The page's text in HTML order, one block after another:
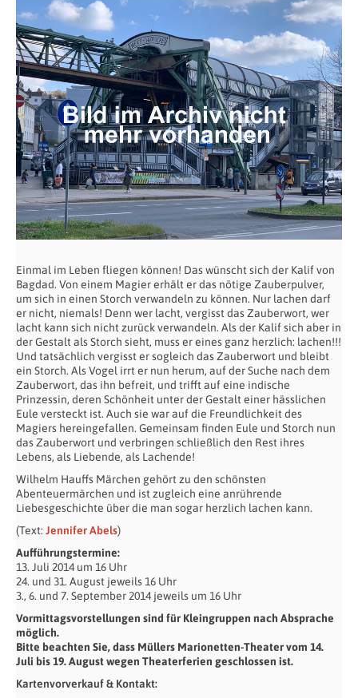
Einmal im Leben fliegen können! Das wünscht sich der Kalif von
Bagdad. Von einem Magier erhält er das nötige Zauberpulver,
um sich in einen Storch verwandeln zu können. Nur lachen darf
er nicht, niemals! Denn wer lacht, vergisst das Zauberwort, wer
lacht kann sich nicht zurück verwandeln. Als der Kalif sich aber in
der Gestalt als Storch sieht, muss er eines ganz herzlich: lachen!!!
Und tatsächlich vergisst er sogleich das Zauberwort und bleibt
ein Storch. Als Vogel irrt er nun herum, auf der Suche nach dem
Zauberwort, das ihn befreit, und trifft auf eine indische
Prinzessin, deren Schönheit unter der Gestalt einer hässlichen
Eule versteckt ist. Auch sie war auf die Freundlichkeit des
Magiers hereingefallen. Gemeinsam finden Eule und Storch nun
das Zauberwort und verbringen schließlich den Rest ihres
Lebens, als Liebende, als Lachende!
Wilhelm Hauffs Märchen gehört zu den schönsten
Abenteuermärchen und ist zugleich eine anrührende
Liebesgeschichte über die man sogar herzlich lachen kann.
(Text: Jennifer Abels)
Aufführungstermine:
13. Juli 2014 um 16 Uhr
24. und 31. August jeweils 16 Uhr
3., 6. und 7. September 2014 jeweils um 16 Uhr
Vormittagsvorstellungen sind für Kleingruppen nach Absprache
möglich.
Bitte beachten Sie, dass Müllers Marionetten-Theater vom 14.
Juli bis 19. August wegen Theaterferien geschlossen ist.
Kartenvorverkauf & Kontakt: